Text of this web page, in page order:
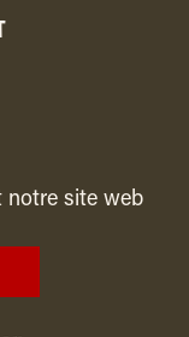
notre site web